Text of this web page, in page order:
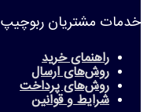
خدمات مشتریان ربوچیپ
راهنمای خرید
روش‌های ارسال
روش‌های پرداخت
شرایط و قوانین